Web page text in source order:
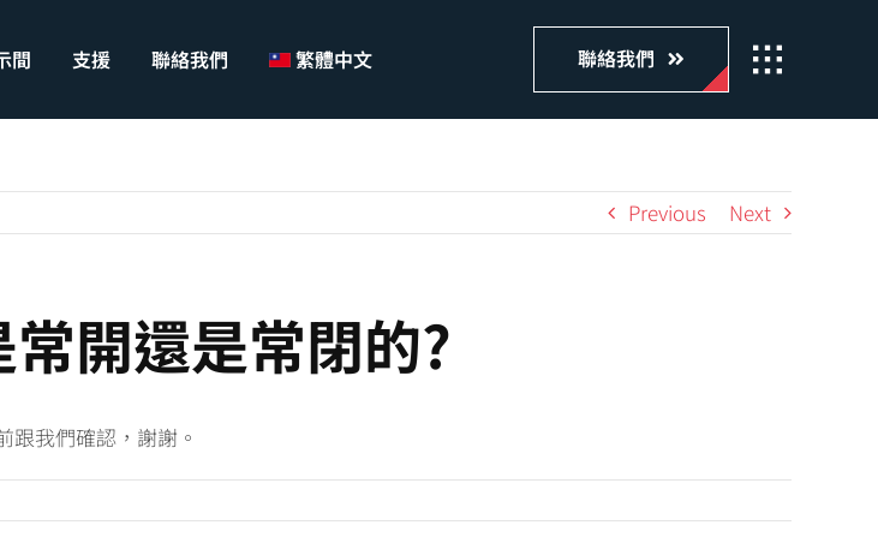
間 支援 聯絡我們 繁體中文 聯絡我們
Previous Next
開還是常閉的?
跟我們確認，謝謝。